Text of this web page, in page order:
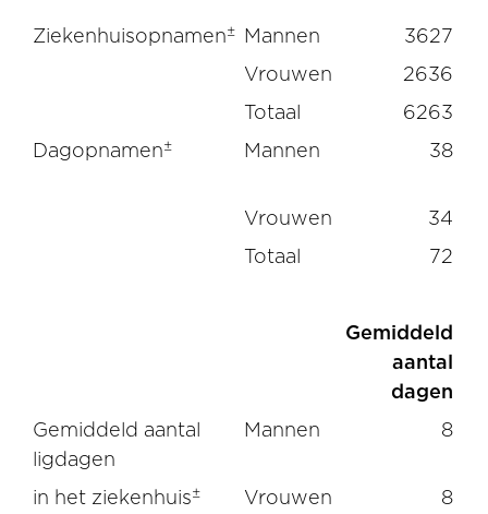
Ziekenhuisopnamen± Mannen
3627
Vrouwen
2636
Totaal
6263
Dagopnamen± Mannen 38
Vrouwen
34
Totaal
72
Gemiddeld
aantal
dagen
Gemiddeld aantal
ligdagen
Mannen 8
in het ziekenhuis± Vrouwen
8